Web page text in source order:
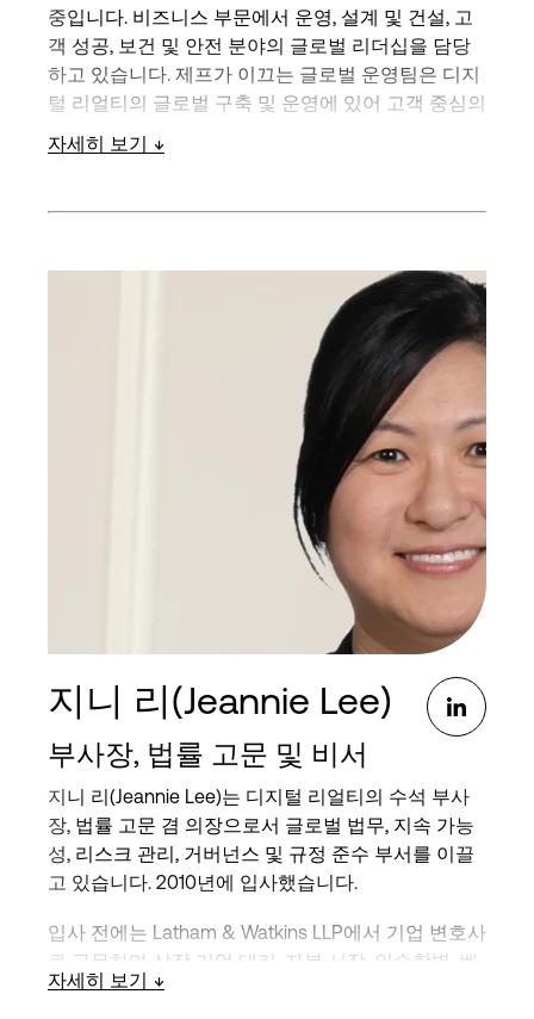
중입니다. 비즈니스 부문에서 운영, 설계 및 건설, 고
객 성공, 보건 및 안전 분야의 글로벌 리더십을 담당
하고 있습니다. 제프가 이끄는 글로벌 운영팀은 디지
털 리얼티의 글로벌 구축 및 운영에 있어 고객 중심의
일관된 접근 방식을 강조합니다.
십 팀의 일원이기도 합니다. COO가 되기 전에는 디
포트폴리오 관리 그룹의 글로벌 책임자였습니다.
디지털 리얼티에 입사하기 전 Fidelity Investments의
사모 펀드 부동산 그룹에서 18년, Long Wharf Real
Estate Partners에서 2년간 근무했습니다. 두 회사의
총괄이사를 역임하며 회사가 후원하는 부가가치 투
자 수단을 위해 모든 형태의 상업용 부동산 분야에서
합작 투자사를 인수하고 구조화하는 데 주도적인 역
벤틀리 대학교에서 재무 경영학 석사(MBA), 세인트
안셀름 대학교에서 경영 및 경제학 학사 학위를 받았
으며 공인재무분석사(Chartered Financial Analyst)
자세히 보기
지니 리(Jeannie Lee)
부사장, 법률 고문 및 비서
지니 리(Jeannie Lee)는 디지털 리얼티의 수석 부사
장, 법률 고문 겸 의장으로서 글로벌 법무, 지속 가능
성, 리스크 관리, 거버넌스 및 규정 준수 부서를 이끌
고 있습니다. 2010년에 입사했습니다.
입사 전에는 Latham & Watkins LLP에서 기업 변호사
로 근무하며 상장 기업 대리, 자본 시장, 인수합병, 벤
처 캐피탈 거래 등의 업무를 담당했습니다.
자세히 보기